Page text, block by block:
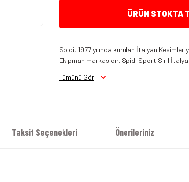
ÜRÜN STOKTA
Spidi, 1977 yılında kurulan İtalyan
Ekipman markasıdır. Spidi Sport S.r.l
Tümünü Gör
Taksit Seçenekleri Önerileriniz